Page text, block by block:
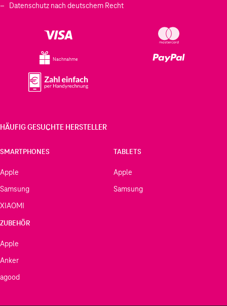
Datenschutz nach deutschem Recht
Nachnahme
HÄUFIG GESUCHTE HERSTELLER
SMARTPHONES
Apple
Samsung
XIAOMI
TABLETS
Apple
Samsung
ZUBEHÖR
Apple
Anker
agood